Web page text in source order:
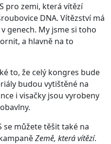
pro zemi, která vítězí
DNA. Vítězství má
genech. My jsme si toho
a hlavně na to
to, že celý kongres bude
budou vytištěné na
i visačky jsou vyrobeny
se můžete těšit také na
Země, která vítězí.